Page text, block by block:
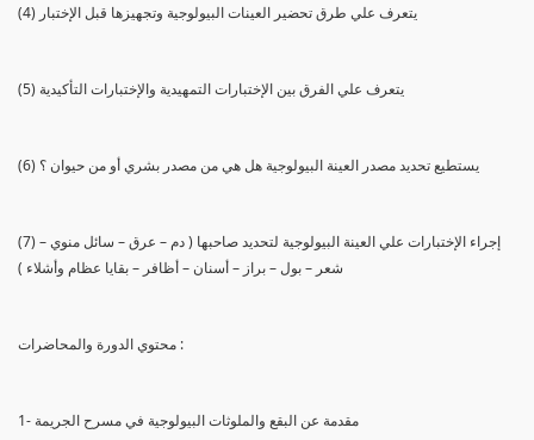
(4) يتعرف علي طرق تحضير العينات البيولوجية وتجهيزها قبل الإختبار
(5) يتعرف علي الفرق بين الإختبارات التمهيدية والإختبارات التأكيدية
(6) يستطيع تحديد مصدر العينة البيولوجية هل هي من مصدر بشري أو من حيوان ؟
(7) إجراء الإختبارات علي العينة البيولوجية لتحديد صاحبها ( دم – عرق – سائل منوي –
شعر – بول – براز – أسنان – أظافر – بقايا عظام وأشلاء )
محتوي الدورة والمحاضرات :
1- مقدمة عن البقع والملوثات البيولوجية في مسرح الجريمة